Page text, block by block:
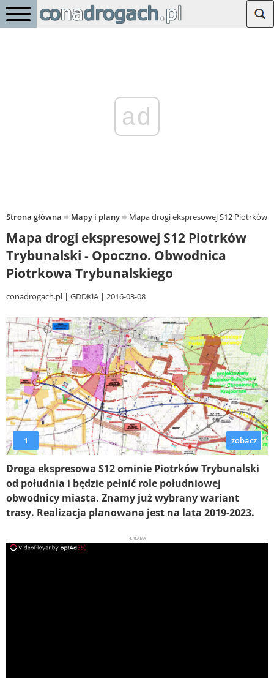
ad
Strona główna Mapy i plany Mapa drogi ekspresowej S12 Piotrków
Mapa drogi ekspresowej S12 Piotrków
Trybunalski - Opoczno. Obwodnica
Piotrkowa Trybunalskiego
conadrogach.pl GDDKiA 2016-03-08
1 zobacz
Droga ekspresowa S12 ominie Piotrków Trybunalski
od południa i będzie pełnić role południowej
obwodnicy miasta. Znamy już wybrany wariant
trasy. Realizacja planowana jest na lata 2019-2023.
REKLAMA